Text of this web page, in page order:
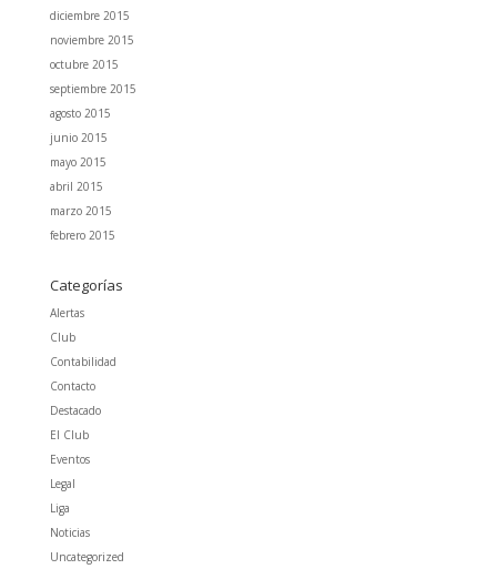
diciembre 2015
noviembre 2015
octubre 2015
septiembre 2015
agosto 2015
junio 2015
mayo 2015
abril 2015
marzo 2015
febrero 2015
Categorías
Alertas
Club
Contabilidad
Contacto
Destacado
El Club
Eventos
Legal
Liga
Noticias
Uncategorized